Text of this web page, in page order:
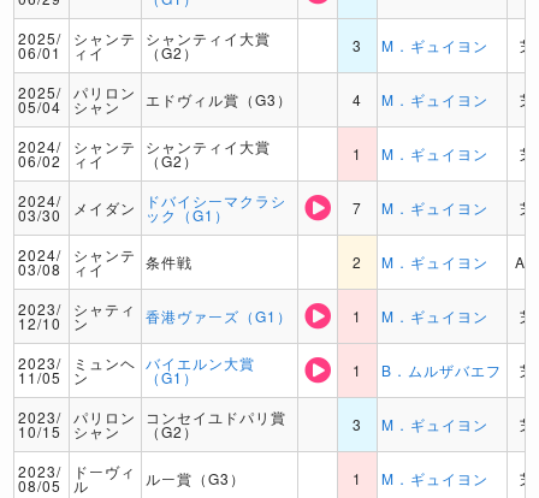
2025/
06/01
シャンテ
ィイ
シャンティイ大賞
（G2） 3 M．ギュイヨン 芝
2025/
05/04
パリロン
シャン エドヴィル賞（G3） 4 M．ギュイヨン 芝
2024/
06/02
シャンテ
ィイ
シャンティイ大賞
（G2） 1 M．ギュイヨン 芝
2024/
03/30 メイダン ドバイシーマクラシ
ック（G1） 7 M．ギュイヨン 芝
2024/
03/08
シャンテ
ィイ 条件戦 2 M．ギュイヨン AW
2023/
12/10
シャティ
ン 香港ヴァーズ（G1） 1 M．ギュイヨン 芝
2023/
11/05
ミュンヘ
ン
バイエルン大賞
（G1） 1 B．ムルザバエフ 芝
2023/
10/15
パリロン
シャン
コンセイユドパリ賞
（G2） 3 M．ギュイヨン 芝
2023/
08/05
ドーヴィ
ル ルー賞（G3） 1 M．ギュイヨン 芝